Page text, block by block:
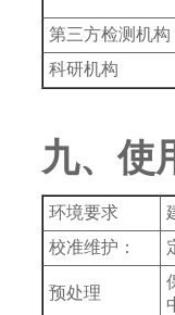
‌第三方检测机构
科研机构
九、使
‌环境要求
‌校准维护‌：
预处理